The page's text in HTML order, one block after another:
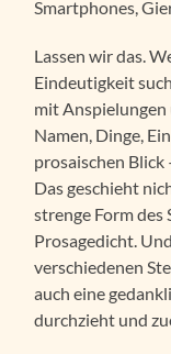
Smartphones,
Lassen wir das.
Eindeutigkeit
mit
Namen, Dinge,
prosaischen Blick
Das geschieht
strenge Form des
Prosagedicht.
verschiedenen
auch eine
durchzieht und